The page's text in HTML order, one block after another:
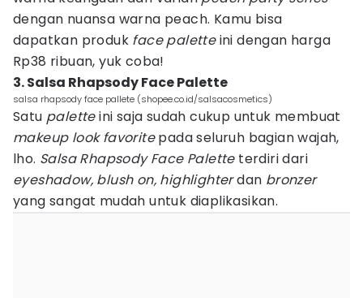
dengan nuansa warna peach. Kamu bisa
dapatkan produk face paletteini dengan harga
Rp38 ribuan, yuk coba!
3. Salsa Rhapsody Face Palette
salsa rhapsody face pallete (shopee.co.id/salsacosmetics)
Satu paletteini saja sudah cukup untuk membuat
makeup look favoritepada seluruh bagian wajah,
lho. Salsa Rhapsody Face Palette terdiri dari
eyeshadow, blush on, highlighterdan bronzer
yang sangat mudah untuk diaplikasikan.